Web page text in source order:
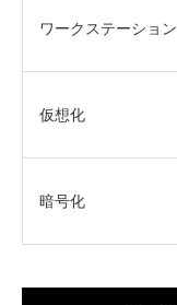
ワークステーション
仮想化
暗号化